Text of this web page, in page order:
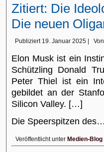
Zitiert: Die
Die neuen
Publiziert 19. Januar 2025 Von
Elon Musk ist ein
Schützling Donald
Peter Thiel ist ein
gebildet an der
Silicon Valley. […]
Die Speerspitzen
Veröffentlicht unter Medien-Blog